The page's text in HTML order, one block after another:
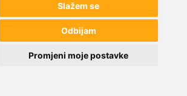
Slažem se
Odbijam
Promjeni moje postavke
uvjeti korištenjaPostavke kolačića
© 2024 kodex.hr